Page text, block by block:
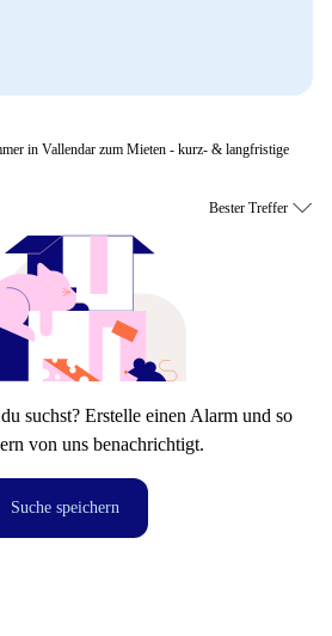
in Vallendar zum Mieten - kurz- & langfristige
suchst? Erstelle einen Alarm und so
von uns benachrichtigt.
Suche speichern